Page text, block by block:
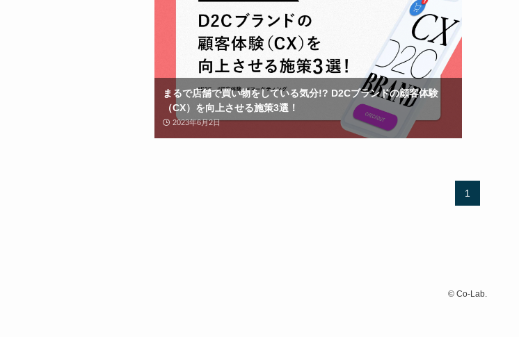
まるで店舗で買い物をしている気分!? D2Cブランドの顧客体験
（CX）を向上させる施策3選！
2023年6月2日
1
© Co-Lab.